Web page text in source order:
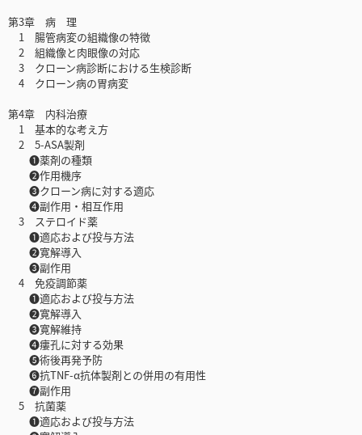
第3章 病 理
1 腸管病変の組織像の特徴
2 組織像と肉眼像の対応
3 クローン病診断における生検診断
4 クローン病の胃病変
第4章 内科治療
1 基本的な考え方
2 5-ASA製剤
❶薬剤の種類
❷作用機序
❸クローン病に対する適応
❹副作用・相互作用
3 ステロイド薬
❶適応および投与方法
❷寛解導入
❸副作用
4 免疫調節薬
❶適応および投与方法
❷寛解導入
❸寛解維持
❹瘻孔に対する効果
❺術後再発予防
❻抗TNF-α抗体製剤との併用の有用性
❼副作用
5 抗菌薬
❶適応および投与方法